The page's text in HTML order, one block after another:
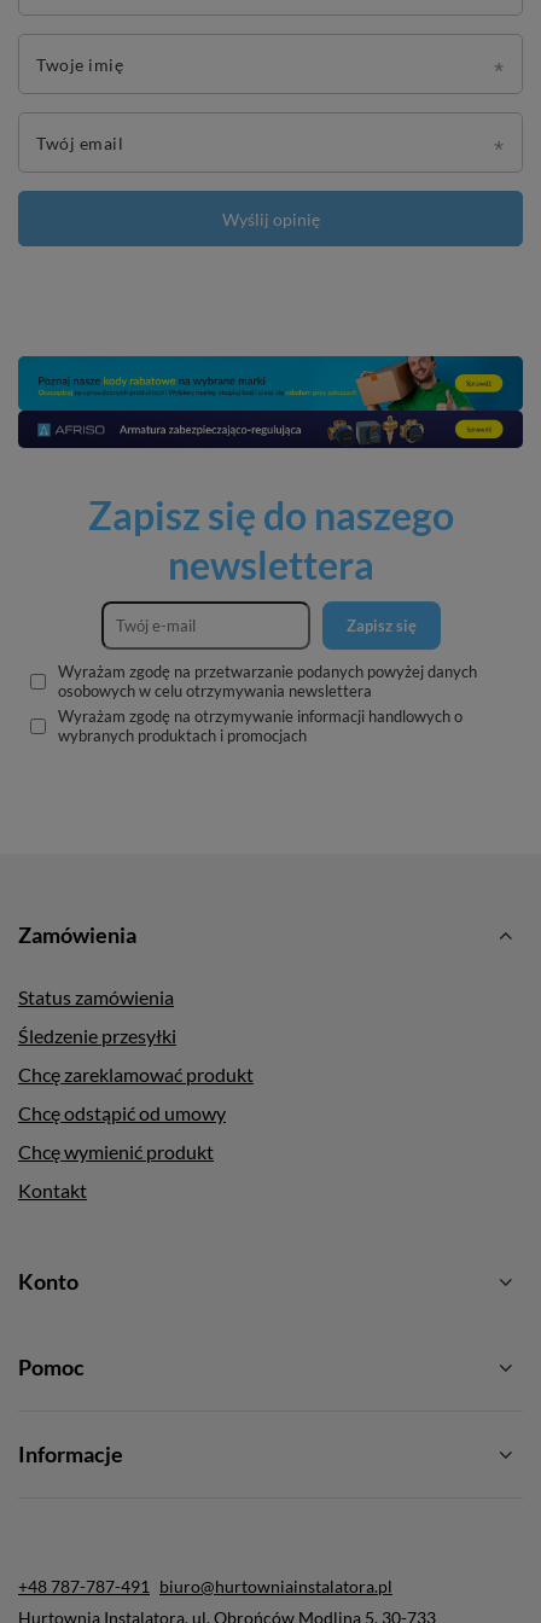
Twoje imię
Twój email
Wyślij opinię
Zapisz się do naszego
newslettera
Zapisz się
Wyrażam zgodę na przetwarzanie podanych powyżej danych
osobowych w celu otrzymywania newslettera
Wyrażam zgodę na otrzymywanie informacji handlowych o
wybranych produktach i promocjach
Zamówienia
Status zamówienia
Śledzenie przesyłki
Chcę zareklamować produkt
Chcę odstąpić od umowy
Chcę wymienić produkt
Kontakt
Konto
Pomoc
Informacje
+48 787-787-491
biuro@hurtowniainstalatora.pl
Hurtownia Instalatora, ul. Obrońców Modlina 5, 30-733